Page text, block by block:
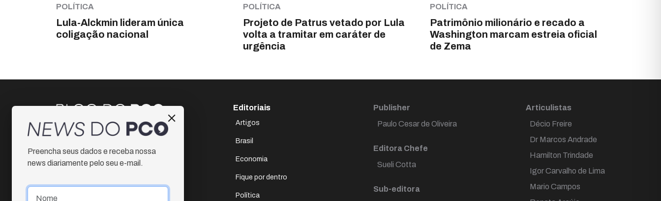
POLÍTICA
Lula-Alckmin lideram única
coligação nacional
POLÍTICA
Projeto de Patrus vetado por Lula
volta a tramitar em caráter de
urgência
POLÍTICA
Patrimônio milionário e recado a
Washington marcam estreia oficial
de Zema
Instagram
Facebook
Editoriais
Artigos
Brasil
Economia
Fique por dentro
Política
Publisher
Paulo Cesar de Oliveira
Editora Chefe
Sueli Cotta
Sub-editora
Articulistas
Décio Freire
Dr Marcos Andrade
Hamilton Trindade
Igor Carvalho de Lima
Mario Campos
Preencha seus dados e receba nossa
news diariamente pelo seu e-mail.